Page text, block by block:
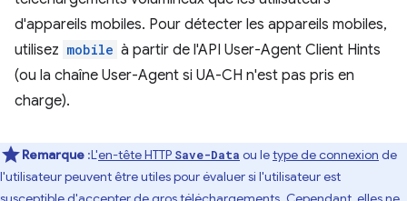
d'appareils mobiles. Pour détecter les appareils mobiles,
utilisez mobile à partir de l'API User-Agent Client Hints
(ou la chaîne User-Agent si UA-CH n'est pas pris en
charge).
Remarque :L'en-tête HTTP Save-Data ou letype de connexion de
l'utilisateur peuvent être utiles pour évaluer si l'utilisateur est